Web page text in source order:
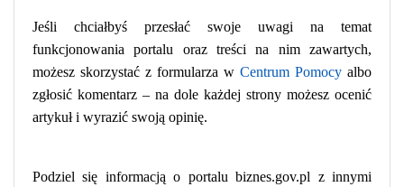
Jeśli chciałbyś przesłać swoje uwagi na temat
funkcjonowania portalu oraz treści na nim zawartych,
możesz skorzystać z formularza w Centrum Pomocy albo
zgłosić komentarz – na dole każdej strony możesz ocenić
artykuł i wyrazić swoją opinię.
Podziel się informacją o portalu biznes.gov.pl z innymi